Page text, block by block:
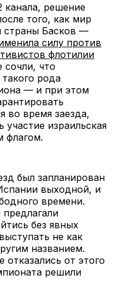
канала, решение
того, как мир
страны Басков —
силу против
флотилии
сочли, что
рода
— и при этом
во время заезда,
израильская
флагом.
был запланирован
выходной, и
времени.
без явных
не как
названием.
отказались от этого
решили